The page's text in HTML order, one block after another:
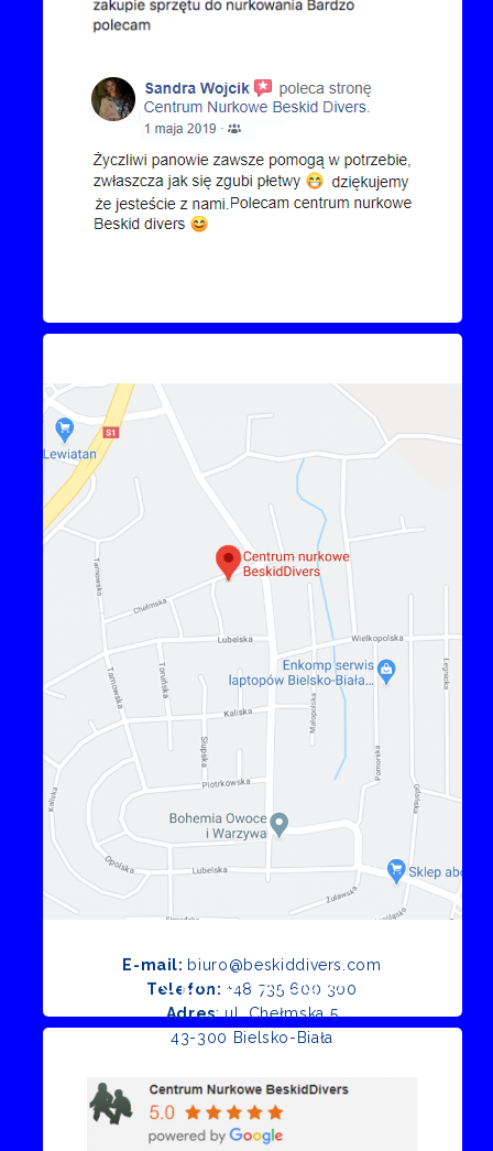
E-mail: biuro@beskiddivers.com
Telefon: +48 735 600 300
Adres: ul. Chełmska 5
43-300 Bielsko-Biała
Opinie Google